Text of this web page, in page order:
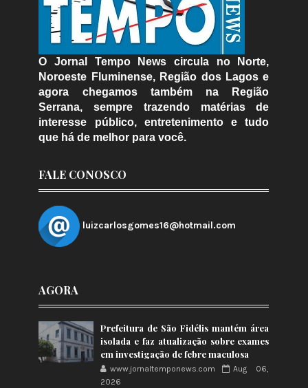
O Jornal Tempo News circula no Norte,
Noroeste Fluminense, Região dos Lagos e
agora chegamos também na Região
Serrana, sempre trazendo matérias de
interesse público, entretenimento e tudo
que há de melhor para você.
FALE CONOSCO
luizcarlosgomes16@hotmail.com
AGORA
Prefeitura de São Fidélis mantém área
isolada e faz atualização sobre exames
em investigação de febre maculosa
www.jornaltemponews.com
Aug 06,
2026